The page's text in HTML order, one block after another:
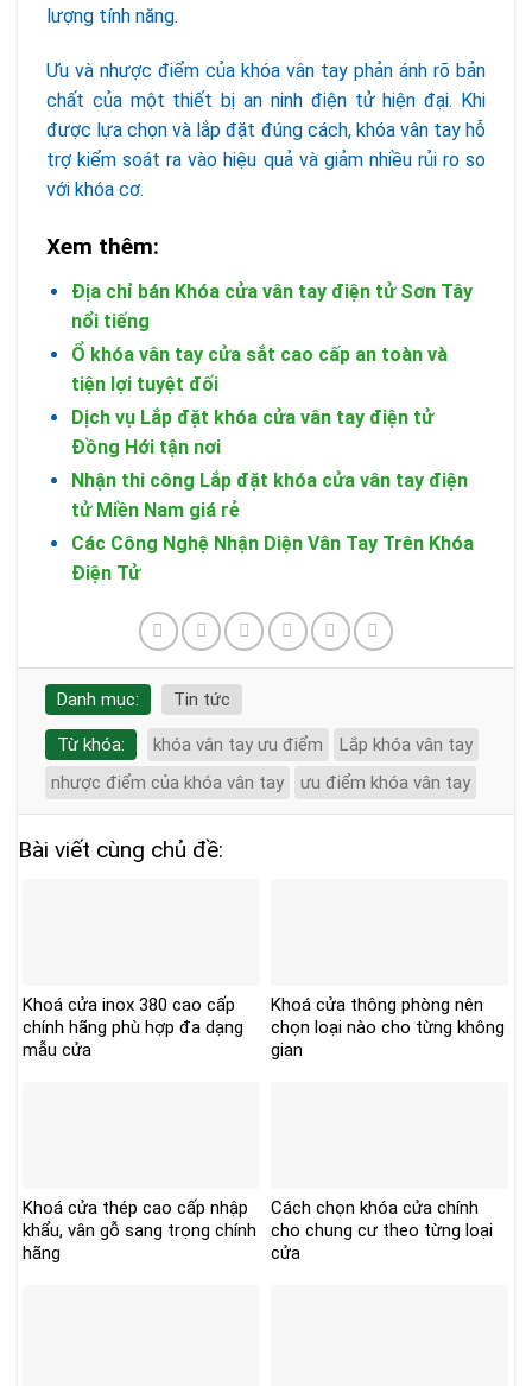
lượng tính năng.
Ưu và nhược điểm của khóa vân tay phản ánh rõ bản
chất của một thiết bị an ninh điện tử hiện đại. Khi
được lựa chọn và lắp đặt đúng cách, khóa vân tay hỗ
trợ kiểm soát ra vào hiệu quả và giảm nhiều rủi ro so
với khóa cơ.
Xem thêm:
Địa chỉ bán Khóa cửa vân tay điện tử Sơn Tây
nổi tiếng
Ổ khóa vân tay cửa sắt cao cấp an toàn và
tiện lợi tuyệt đối
Dịch vụ Lắp đặt khóa cửa vân tay điện tử
Đồng Hới tận nơi
Nhận thi công Lắp đặt khóa cửa vân tay điện
tử Miền Nam giá rẻ
Các Công Nghệ Nhận Diện Vân Tay Trên Khóa
Điện Tử
Danh mục: Tin tức
Từ khóa: khóa vân tay ưu điểm
Lắp khóa vân tay
nhược điểm của khóa vân tay
ưu điểm khóa vân tay
Bài viết cùng chủ đề:
Khoá cửa inox 380 cao cấp
chính hãng phù hợp đa dạng
mẫu cửa
Khoá cửa thông phòng nên
chọn loại nào cho từng không
gian
Khoá cửa thép cao cấp nhập
khẩu, vân gỗ sang trọng chính
hãng
Cách chọn khóa cửa chính
cho chung cư theo từng loại
cửa